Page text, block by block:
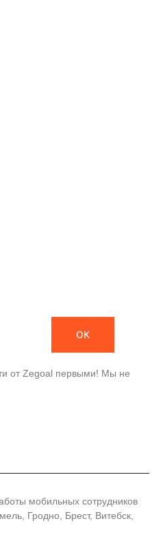
ОК
от Zegoal первыми! Мы не
мобильных сотрудников
Гродно, Брест, Витебск,